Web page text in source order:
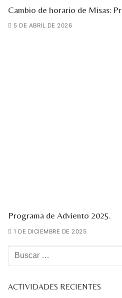
Cambio de horario de Misas:
5 DE ABRIL DE 2026
Programa de Adviento 2025.
1 DE DICIEMBRE DE 2025
Buscar:
ACTIVIDADES RECIENTES